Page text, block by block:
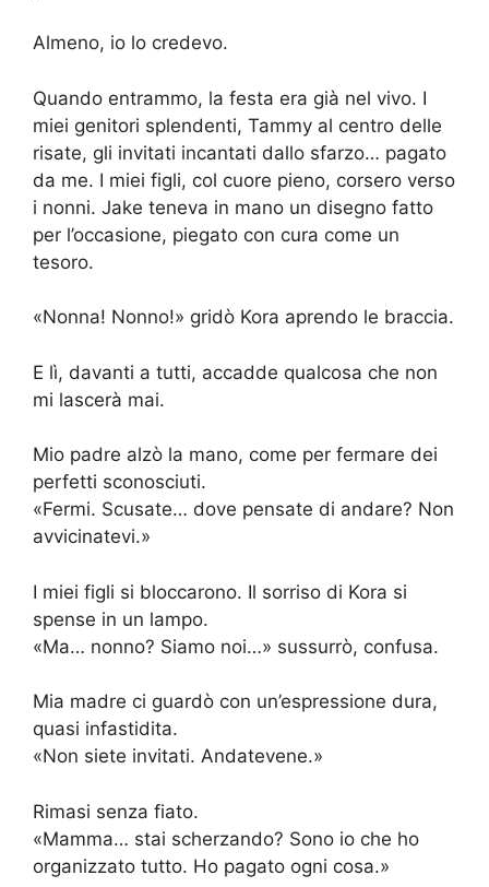
Almeno, io lo credevo.
Quando entrammo, la festa era già nel vivo. I
miei genitori splendenti, Tammy al centro delle
risate, gli invitati incantati dallo sfarzo… pagato
da me. I miei figli, col cuore pieno, corsero verso
i nonni. Jake teneva in mano un disegno fatto
per l’occasione, piegato con cura come un
tesoro.
«Nonna! Nonno!» gridò Kora aprendo le braccia.
E lì, davanti a tutti, accadde qualcosa che non
mi lascerà mai.
Mio padre alzò la mano, come per fermare dei
perfetti sconosciuti.
«Fermi. Scusate… dove pensate di andare? Non
avvicinatevi.»
I miei figli si bloccarono. Il sorriso di Kora si
spense in un lampo.
«Ma… nonno? Siamo noi…» sussurrò, confusa.
Mia madre ci guardò con un’espressione dura,
quasi infastidita.
«Non siete invitati. Andatevene.»
Rimasi senza fiato.
«Mamma… stai scherzando? Sono io che ho
organizzato tutto. Ho pagato ogni cosa.»